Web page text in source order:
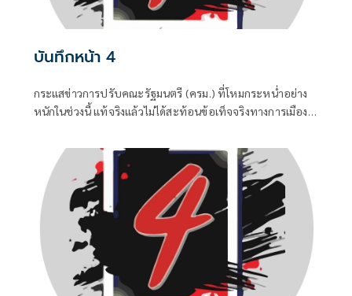
บันทึกหน้า 4
กระแสข่าวการปรับคณะรัฐมนตรี (ครม.) ที่โหมกระหน่ำอย่าง
หนักในช่วงนี้ แท้จริงแล้วไม่ได้สะท้อนข้อเท็จจริงทางการเมือง
จากสองทางหลัก คือกลุ่มคนนอกที่ไม่ชอบรัฐบาล พยายามดิส
เครดิตเพื่อสร้างความสั่นคลอน และ สส.บางกลุ่มในพรรค
สีน้ำเงินที่กระหายเก้าอี้กระทรวง